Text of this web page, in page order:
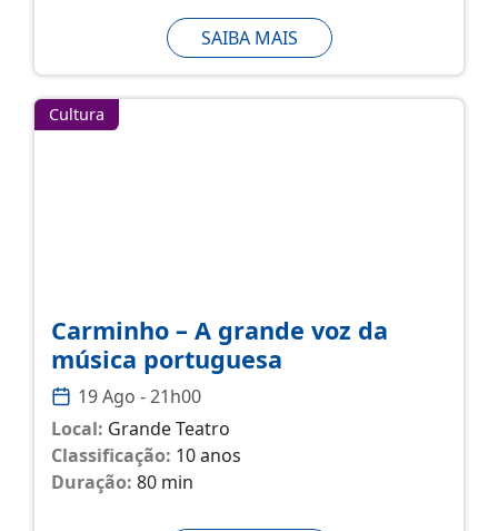
SAIBA MAIS
Cultura
Carminho – A grande voz da
música portuguesa
19 Ago - 21h00
Local: Grande Teatro
Classificação: 10 anos
Duração: 80 min